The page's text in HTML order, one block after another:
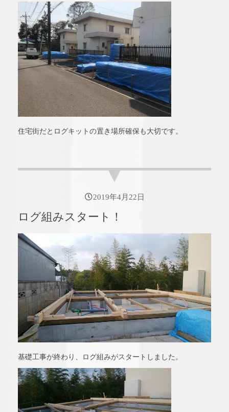
住宅街だとログキットの置き場所確保も大切です。
2019年4月22日
ログ組みスタート！
基礎工事が終わり、ログ組みがスタートしました。